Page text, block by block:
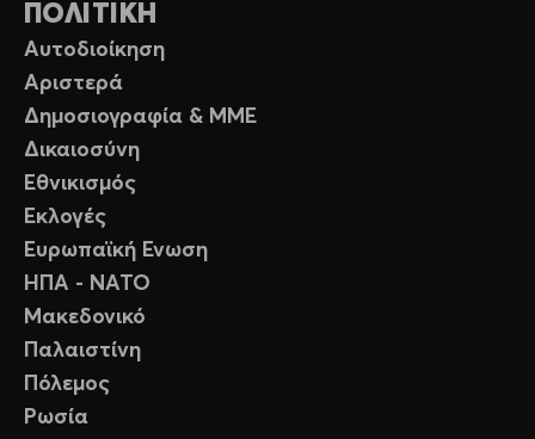
ΠΟΛΙΤΙΚΗ
Αυτοδιοίκηση
Αριστερά
Δημοσιογραφία & ΜΜΕ
Δικαιοσύνη
Εθνικισμός
Εκλογές
Ευρωπαϊκή Ενωση
ΗΠΑ - ΝΑΤΟ
Μακεδονικό
Παλαιστίνη
Πόλεμος
Ρωσία